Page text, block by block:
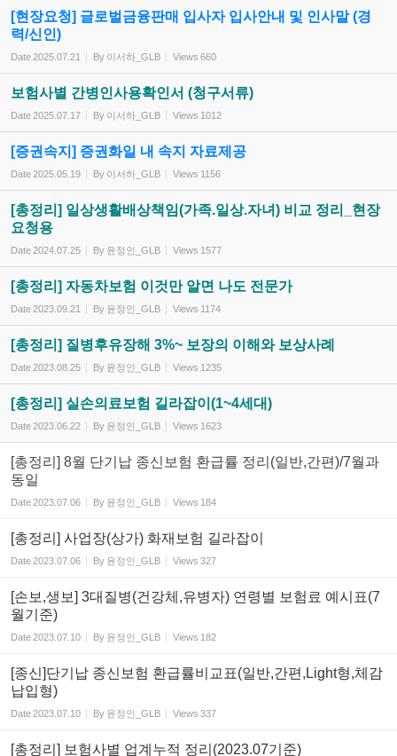
[현장요청] 글로벌금융판매 입사자 입사안내 및 인사말 (경
력/신인)
Date2025.07.21 By 이서하_GLB Views 660
보험사별 간병인사용확인서 (청구서류)
Date2025.07.17 By 이서하_GLB Views 1012
[증권속지] 증권화일 내 속지 자료제공
Date2025.05.19 By 이서하_GLB Views 1156
[총정리] 일상생활배상책임(가족.일상.자녀) 비교 정리_현장
요청용
Date2024.07.25 By 윤정인_GLB Views 1577
[총정리] 자동차보험 이것만 알면 나도 전문가
Date2023.09.21 By 윤정인_GLB Views 1174
[총정리] 질병후유장해 3%~ 보장의 이해와 보상사례
Date2023.08.25 By 윤정인_GLB Views 1235
[총정리] 실손의료보험 길라잡이(1~4세대)
Date2023.06.22 By 윤정인_GLB Views 1623
[총정리] 8월 단기납 종신보험 환급률 정리(일반,간편)/7월과
동일
Date2023.07.06 By 윤정인_GLB Views 184
[총정리] 사업장(상가) 화재보험 길라잡이
Date2023.07.06 By 윤정인_GLB Views 327
[손보,생보] 3대질병(건강체,유병자) 연령별 보험료 예시표(7
월기준)
Date2023.07.10 By 윤정인_GLB Views 182
[종신]단기납 종신보험 환급률비교표(일반,간편,Light형,체감
납입형)
Date2023.07.10 By 윤정인_GLB Views 337
[총정리] 보험사별 업계누적 정리(2023.07기준)